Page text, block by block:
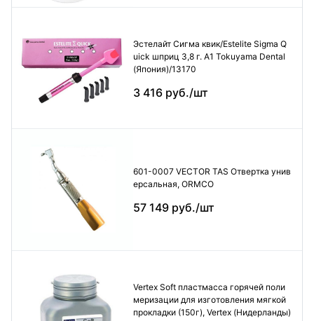
Эстелайт Сигма квик/Estelite Sigma Q
uick шприц 3,8 г. А1 Tokuyama Dental
(Япония)/13170
3 416 руб./шт
601-0007 VECTOR TAS Отвертка унив
ерсальная, ORMCO
57 149 руб./шт
Vertex Soft пластмасса горячей поли
меризации для изготовления мягкой
прокладки (150г), Vertex (Нидерланды)